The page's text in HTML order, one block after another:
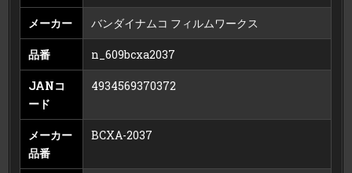
（ブ
ス
メーカー バンダイナムコ フィルムワークス
品番 n_609bcxa2037
JANコ
ード
4934569370372
メーカー
品番
BCXA-2037